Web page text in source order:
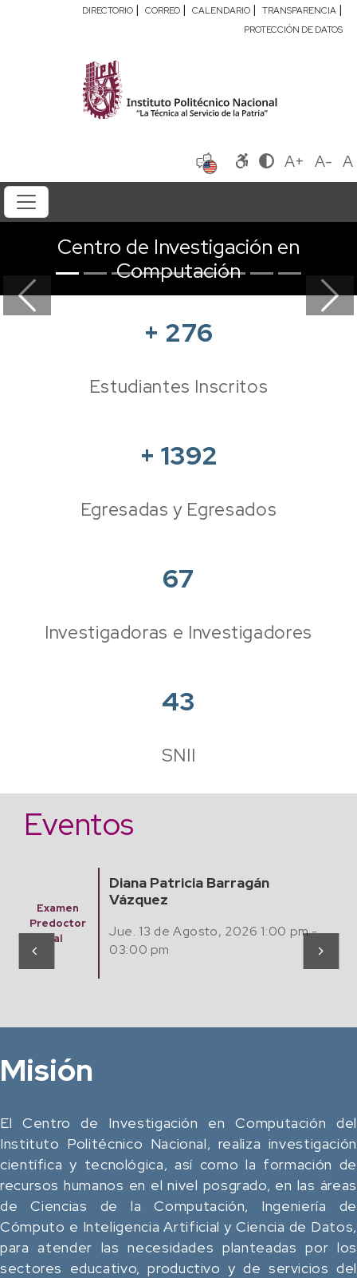
DIRECTORIO | CORREO | CALENDARIO | TRANSPARENCIA |
PROTECCIÓN DE DATOS
A+ A- A
Centro de Investigación en
Computación
Previous Next
+ 276
Estudiantes Inscritos
+ 1392
Egresadas y Egresados
67
Investigadoras e Investigadores
43
SNII
Eventos
pm -
Seminario
as,
Computaci
Finding Algebraic
Models from Experimental
Jue. 20 Agosto, 2026 12:00
Misión
El Centro de Investigación en Computación del
Instituto Politécnico Nacional, realiza investigación
científica y tecnológica, así como la formación de
recursos humanos en el nivel posgrado, en las áreas
de Ciencias de la Computación, Ingeniería de
Cómputo e Inteligencia Artificial y Ciencia de Datos,
para atender las necesidades planteadas por los
sectores educativo, productivo y de servicios del